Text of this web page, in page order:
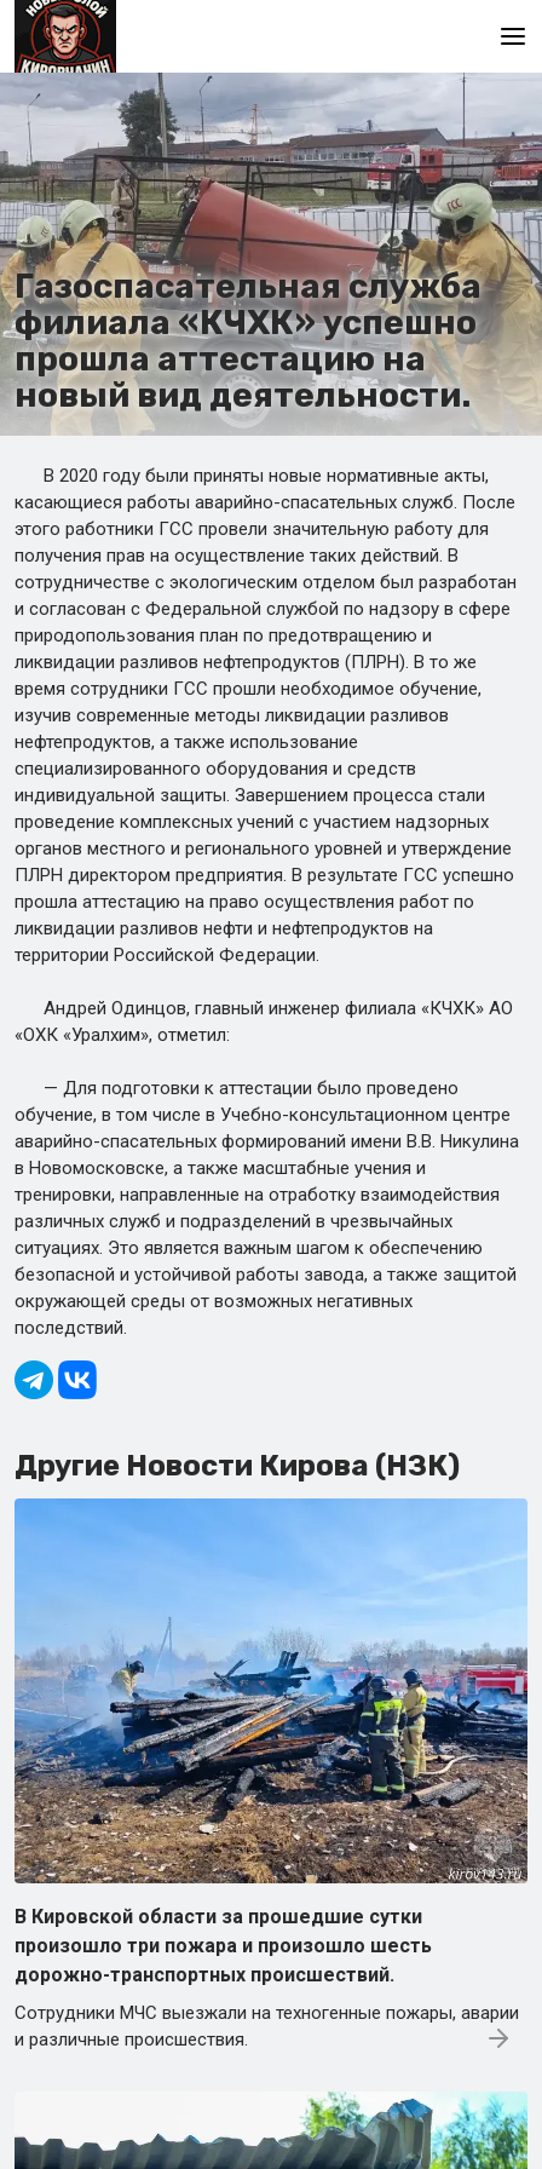
Главная
Газоспасательная служба
филиала «КЧХК» успешно
прошла аттестацию на
новый вид деятельности.
В 2020 году были приняты новые нормативные акты,
касающиеся работы аварийно-спасательных служб. После
этого работники ГСС провели значительную работу для
получения прав на осуществление таких действий. В
сотрудничестве с экологическим отделом был разработан
и согласован с Федеральной службой по надзору в сфере
природопользования план по предотвращению и
ликвидации разливов нефтепродуктов (ПЛРН). В то же
время сотрудники ГСС прошли необходимое обучение,
изучив современные методы ликвидации разливов
нефтепродуктов, а также использование
специализированного оборудования и средств
индивидуальной защиты. Завершением процесса стали
проведение комплексных учений с участием надзорных
органов местного и регионального уровней и утверждение
ПЛРН директором предприятия. В результате ГСС успешно
прошла аттестацию на право осуществления работ по
ликвидации разливов нефти и нефтепродуктов на
территории Российской Федерации.
Андрей Одинцов, главный инженер филиала «КЧХК» АО
«ОХК «Уралхим», отметил:
— Для подготовки к аттестации было проведено
обучение, в том числе в Учебно-консультационном центре
аварийно-спасательных формирований имени В.В. Никулина
в Новомосковске, а также масштабные учения и
тренировки, направленные на отработку взаимодействия
различных служб и подразделений в чрезвычайных
ситуациях. Это является важным шагом к обеспечению
безопасной и устойчивой работы завода, а также защитой
окружающей среды от возможных негативных
последствий.
Другие Новости Кирова (НЗК)
В Кировской области за прошедшие сутки
произошло три пожара и произошло шесть
дорожно-транспортных происшествий.
Сотрудники МЧС выезжали на техногенные пожары, аварии
и различные происшествия.